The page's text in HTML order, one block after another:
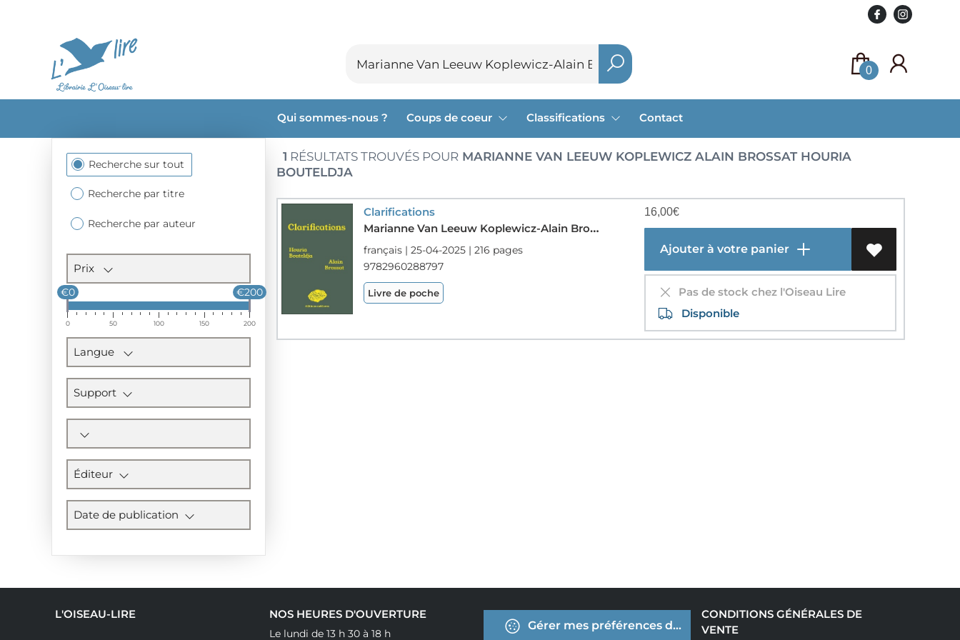
0
Qui sommes-nous ? Coups de coeur Classifications Contact
Section
des
filtres
Recherche sur tout
Recherche par titre
Recherche par auteur
Prix
€0 €200
0 50 100 150 200
Langue
Support
Éditeur
Date de publication
1 RÉSULTATS TROUVÉS POUR MARIANNE VAN LEEUW KOPLEWICZ ALAIN BROSSAT HOURIA
BOUTELDJA
Clarifications
Marianne Van Leeuw Koplewicz-Alain Brossat-Houria Bouteldja
français | 25-04-2025 | 216 pages
9782960288797
Livre de poche
16,00€
Ajouter à votre panier
Pas de stock chez l'Oiseau Lire
Disponible
L'OISEAU-LIRE NOS HEURES D'OUVERTURE
Le lundi de 13 h 30 à 18 h
Gérer mes préférences de cookies
CONDITIONS GÉNÉRALES DE
VENTE